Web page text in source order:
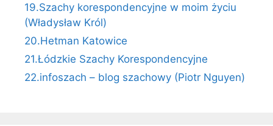
19.Szachy korespondencyjne w moim życiu
(Władysław Król)
20.Hetman Katowice
21.Łódzkie Szachy Korespondencyjne
22.infoszach – blog szachowy (Piotr Nguyen)